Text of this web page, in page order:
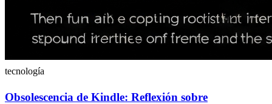
tecnología
Obsolescencia de Kindle: Reflexión sobre